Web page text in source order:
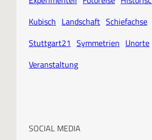
Kubisch Landschaft Schiefachse
Stuttgart21 Symmetrien Unorte
Veranstaltung
SOCIAL MEDIA